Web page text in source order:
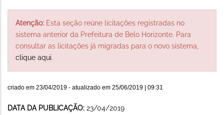
Atenção: Esta seção reúne licitações registradas no
sistema anterior da Prefeitura de Belo Horizonte. Para
consultar as licitações já migradas para o novo sistema,
clique aqui.
criado em 23/04/2019 - atualizado em 25/06/2019 | 09:31
DATA DA PUBLICAÇÃO: 23/04/2019